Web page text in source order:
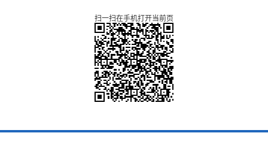
扫一扫在手机打开当前页